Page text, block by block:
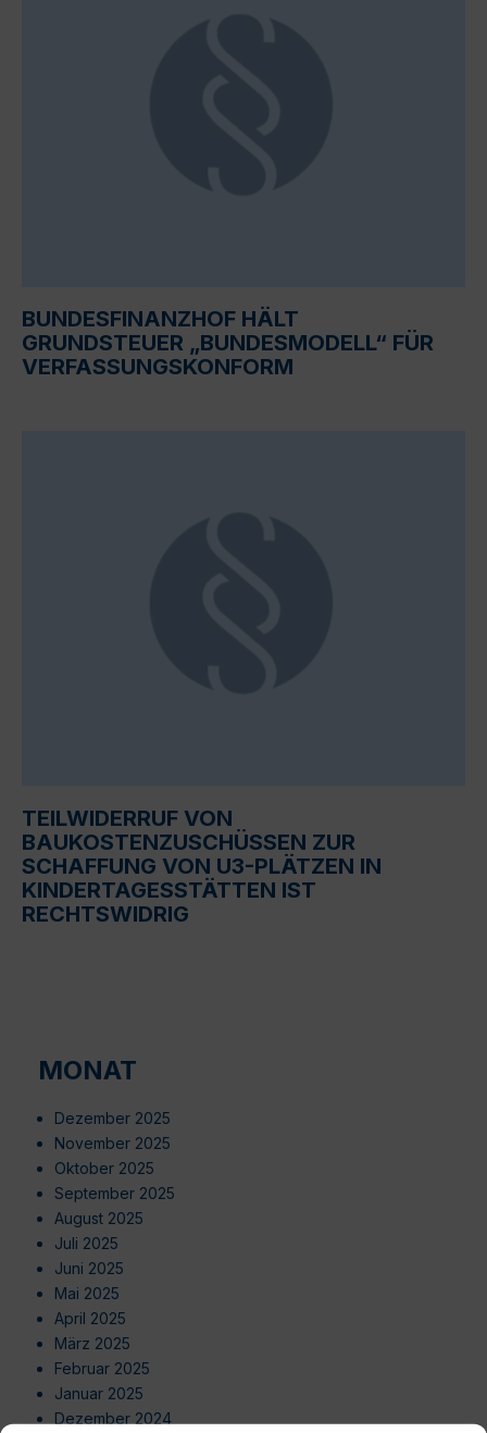
BUNDESFINANZHOF HÄLT
GRUNDSTEUER „BUNDESMODELL“ FÜR
VERFASSUNGSKONFORM
TEILWIDERRUF VON
BAUKOSTENZUSCHÜSSEN ZUR
SCHAFFUNG VON U3-PLÄTZEN IN
KINDERTAGESSTÄTTEN IST
RECHTSWIDRIG
MONAT
Dezember 2025
November 2025
Oktober 2025
September 2025
August 2025
Juli 2025
Juni 2025
Mai 2025
April 2025
März 2025
Februar 2025
Januar 2025
Dezember 2024